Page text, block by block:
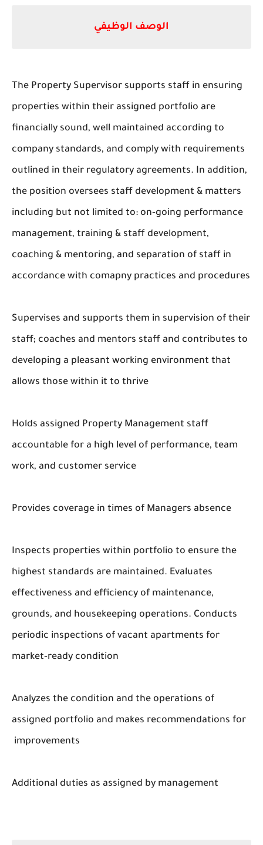
الوصف الوظيفي
The Property Supervisor supports staff in ensuring
properties within their assigned portfolio are
financially sound, well maintained according to
company standards, and comply with requirements
outlined in their regulatory agreements. In addition,
the position oversees staff development & matters
including but not limited to: on‐going performance
management, training & staff development,
coaching & mentoring, and separation of staff in
accordance with comapny practices and procedures
Supervises and supports them in supervision of their
staff; coaches and mentors staff and contributes to
developing a pleasant working environment that
allows those within it to thrive
Holds assigned Property Management staff
accountable for a high level of performance, team
work, and customer service
Provides coverage in times of Managers absence
Inspects properties within portfolio to ensure the
highest standards are maintained. Evaluates
effectiveness and efficiency of maintenance,
grounds, and housekeeping operations. Conducts
periodic inspections of vacant apartments for
market‐ready condition
Analyzes the condition and the operations of
assigned portfolio and makes recommendations for
improvements
Additional duties as assigned by management